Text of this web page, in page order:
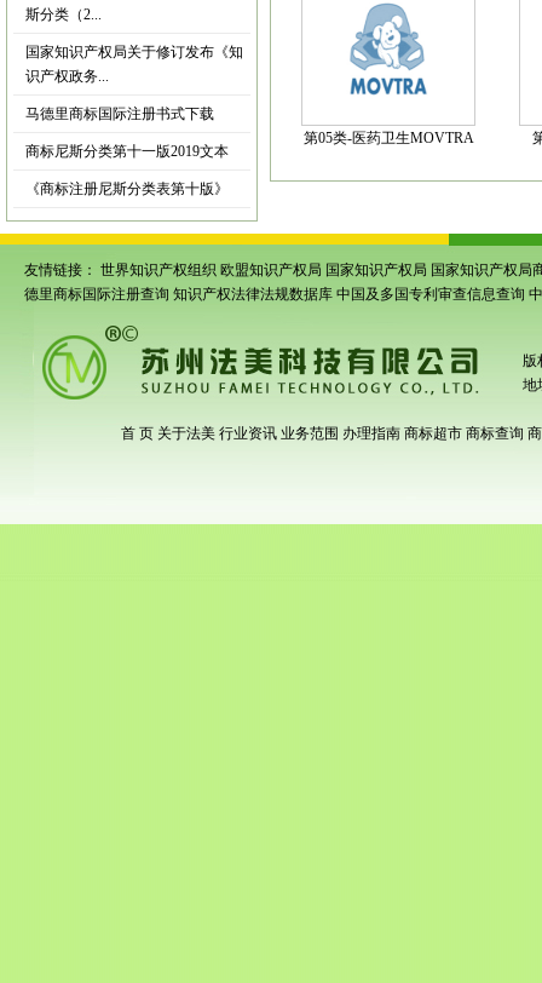
斯分类（2...
国家知识产权局关于修订发布《知
识产权政务...
马德里商标国际注册书式下载
商标尼斯分类第十一版2019文本
《商标注册尼斯分类表第十版》
第05类-医药卫生MOVTRA
友情链接： 世界知识产权组织 欧盟知识产权局 国家知识产权局 国家知识产权局
德里商标国际注册查询 知识产权法律法规数据库 中国及多国专利审查信息查询
版
地
首 页 关于法美 行业资讯 业务范围 办理指南 商标超市 商标查询